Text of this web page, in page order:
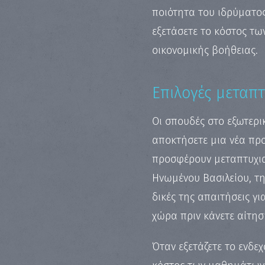
ποιότητα του
εξετάσετε το κόστος
οικονομικής βοήθειας.
Επιλογές
Οι σπουδές στο
αποκτήσετε μια νέα
προσφέρουν
Ηνωμένου Βασιλείου,
δικές της απαιτήσεις
χώρα πριν κάνετε
Όταν εξετάζετε το